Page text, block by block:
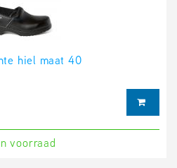
hiel maat 40
voorraad